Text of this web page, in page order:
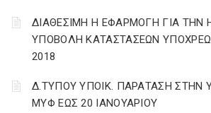
ΔΙΑΘΕΣΙΜΗ Η ΕΦΑΡΜΟΓΗ ΓΙΑ ΤΗΝ
ΥΠΟΒΟΛΗ ΚΑΤΑΣΤΑΣΕΩΝ
2018
Δ.ΤΥΠΟΥ ΥΠΟΙΚ. ΠΑΡΑΤΑΣΗ ΣΤΗΝ
ΜΥΦ ΕΩΣ 20 ΙΑΝΟΥΑΡΙΟΥ